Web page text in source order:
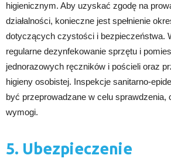
higienicznym. Aby uzyskać zgodę na
działalności, konieczne jest spełnienie
dotyczących czystości i bezpieczeństwa.
regularne dezynfekowanie sprzętu i
jednorazowych ręczników i pościeli oraz
higieny osobistej. Inspekcje sanitarno-
być przeprowadzane w celu sprawdzenia,
wymogi.
5. Ubezpieczenie